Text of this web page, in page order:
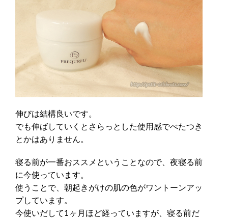
伸びは結構良いです。
でも伸ばしていくとさらっとした使用感でべたつき
とかはありません。
寝る前が一番おススメということなので、夜寝る前
に今使っています。
使うことで、朝起きがけの肌の色がワントーンアッ
プしています。
今使いだして1ヶ月ほど経っていますが、寝る前だ